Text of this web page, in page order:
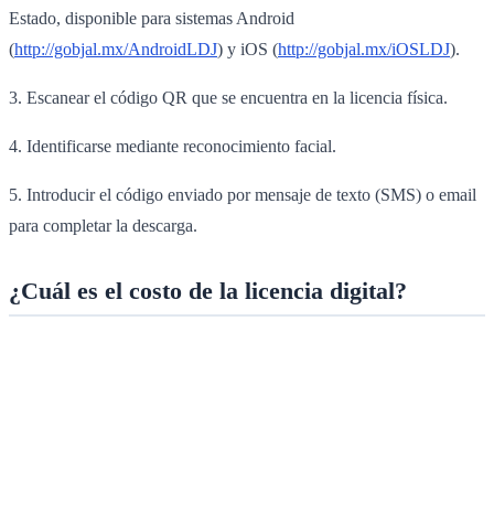
Estado, disponible para sistemas Android
(http://gobjal.mx/AndroidLDJ) y iOS (http://gobjal.mx/iOSLDJ).
3. Escanear el código QR que se encuentra en la licencia física.
4. Identificarse mediante reconocimiento facial.
5. Introducir el código enviado por mensaje de texto (SMS) o email
para completar la descarga.
¿Cuál es el costo de la licencia digital?